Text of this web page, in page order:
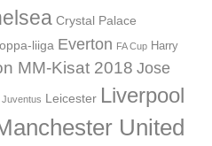
Crystal Palace
liiga Everton FA Cup Harry
MM-Kisat 2018 Jose
Juventus Leicester Liverpool
United